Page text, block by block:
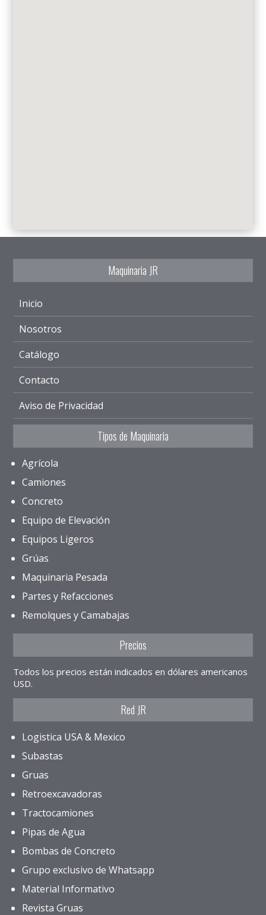
Maquinaria JR
Inicio
Nosotros
Catálogo
Contacto
Aviso de Privacidad
Tipos de Maquinaria
Agrícola
Camiones
Concreto
Equipo de Elevación
Equipos Ligeros
Grúas
Maquinaria Pesada
Partes y Refacciones
Remolques y Camabajas
Precios
Todos los precios están indicados en dólares americanos
USD.
Red JR
Logistica USA & Mexico
Subastas
Gruas
Retroexcavadoras
Tractocamiones
Pipas de Agua
Bombas de Concreto
Grupo exclusivo de Whatsapp
Material Informativo
Revista Gruas